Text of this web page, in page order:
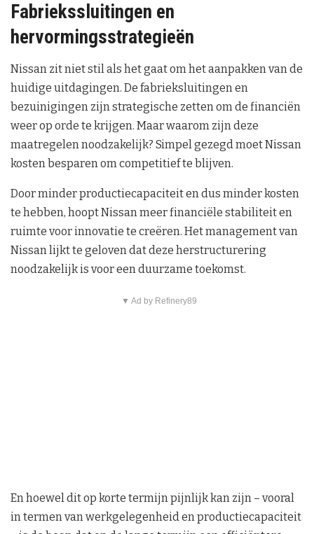
Fabriekssluitingen en
hervormingsstrategieën
Nissan zit niet stil als het gaat om het aanpakken van de
huidige uitdagingen. De fabrieksluitingen en
bezuinigingen zijn strategische zetten om de financiën
weer op orde te krijgen. Maar waarom zijn deze
maatregelen noodzakelijk? Simpel gezegd moet Nissan
kosten besparen om competitief te blijven.
Door minder productiecapaciteit en dus minder kosten
te hebben, hoopt Nissan meer financiële stabiliteit en
ruimte voor innovatie te creëren. Het management van
Nissan lijkt te geloven dat deze herstructurering
noodzakelijk is voor een duurzame toekomst.
▼ Ad by Refinery89
En hoewel dit op korte termijn pijnlijk kan zijn – vooral
in termen van werkgelegenheid en productiecapaciteit